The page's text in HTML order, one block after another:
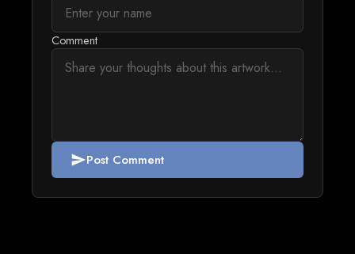
Comment
sendPost Comment